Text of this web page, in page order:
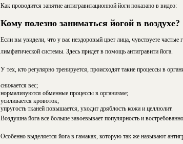
Как проводится занятие антигравитационной йоги показано в видео:
Кому полезно заниматься йогой в воздухе?
Если вы увидели, что у вас нездоровый цвет лица, чувствуете
лимфатической системы. Здесь придет в помощь антигравити йога.
У тех, кто регулярно тренируется, происходят такие процессы в
снижается вес;
нормализуются обменные процессы в организме;
усиливается кровоток;
упругость тканей повышается, уходит дряблость кожи и целлюлит.
Воздушна йога все больше завоевывает популярность и
Особенно выделяется йога в гамаках, которую так же называют